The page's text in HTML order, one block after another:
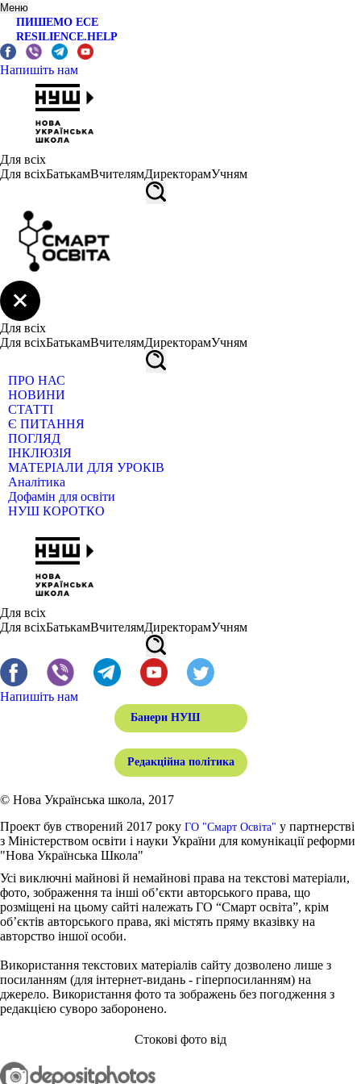
Меню
ПИШЕМО ЕСЕ
RESILIENCE.HELP
Напишіть нам
Для всіх
Для всіхБатькамВчителямДиректорамУчням
Для всіх
Для всіхБатькамВчителямДиректорамУчням
ПРО НАС
НОВИНИ
СТАТТІ
Є ПИТАННЯ
ПОГЛЯД
ІНКЛЮЗІЯ
МАТЕРІАЛИ ДЛЯ УРОКІВ
Аналітика
Дофамін для освіти
НУШ КОРОТКО
Для всіх
Для всіхБатькамВчителямДиректорамУчням
Напишіть нам
Банери НУШ
Редакційна політика
© Нова Українська школа, 2017
Проект був створений 2017 року ГО "Смарт Освіта" у партнерстві
з Міністерством освіти і науки України для комунікації реформи
"Нова Українська Школа"
Усі виключні майнові й немайнові права на текстові матеріали,
фото, зображення та інші об’єкти авторського права, що
розміщені на цьому сайті належать ГО “Смарт освіта”, крім
об’єктів авторського права, які містять пряму вказівку на
авторство іншої особи.
Використання текстових матеріалів сайту дозволено лише з
посиланням (для інтернет-видань - гіперпосиланням) на
джерело. Використання фото та зображень без погодження з
редакцією суворо заборонено.
Стокові фото від